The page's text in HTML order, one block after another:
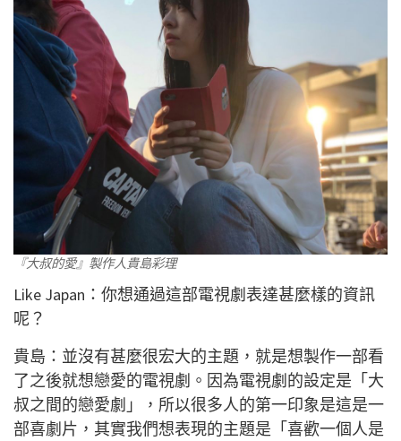
『大叔的愛』製作人貴島彩理
Like Japan：你想通過這部電視劇表達甚麼樣的資訊
呢？
貴島：並沒有甚麼很宏大的主題，就是想製作一部看
了之後就想戀愛的電視劇。因為電視劇的設定是「大
叔之間的戀愛劇」，所以很多人的第一印象是這是一
部喜劇片，其實我們想表現的主題是「喜歡一個人是